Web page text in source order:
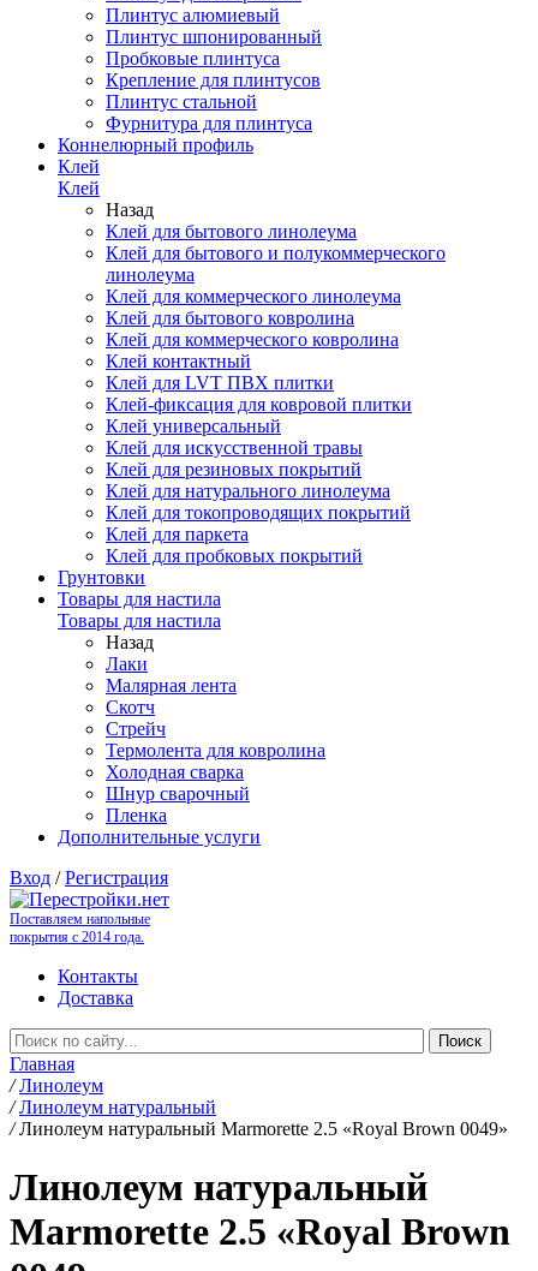
Плинтус алюмиевый
Плинтус шпонированный
Пробковые плинтуса
Крепление для плинтусов
Плинтус стальной
Фурнитура для плинтуса
Коннелюрный профиль
Клей
Клей
Назад
Клей для бытового линолеума
Клей для бытового и полукоммерческого
линолеума
Клей для коммерческого линолеума
Клей для бытового ковролина
Клей для коммерческого ковролина
Клей контактный
Клей для LVT ПВХ плитки
Клей-фиксация для ковровой плитки
Клей универсальный
Клей для искусственной травы
Клей для резиновых покрытий
Клей для натурального линолеума
Клей для токопроводящих покрытий
Клей для паркета
Клей для пробковых покрытий
Грунтовки
Товары для настила
Товары для настила
Назад
Лаки
Малярная лента
Скотч
Стрейч
Термолента для ковролина
Холодная сварка
Шнур сварочный
Пленка
Дополнительные услуги
Вход /Регистрация
Поставляем напольные
покрытия с 2014 года.
Контакты
Доставка
Главная
/ Линолеум
/ Линолеум натуральный
/ Линолеум натуральный Marmorette 2.5 «Royal Brown 0049»
Линолеум натуральный
Marmorette 2.5 «Royal Brown